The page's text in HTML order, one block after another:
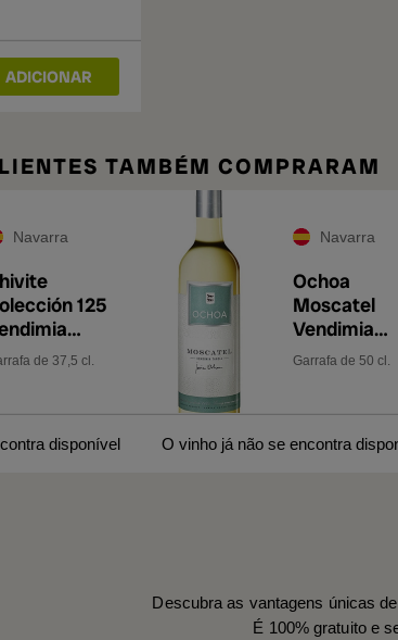
TAMBÉM COMPRARAM
Navarra
125
2023
de 37,5 cl.
disponível
Navarra
Ochoa
Moscatel
Vendimia
Tardía 2023
Garrafa de 50 cl.
O vinho já não se encontra
Descubra as vantagens únicas
É 100% gratuito e